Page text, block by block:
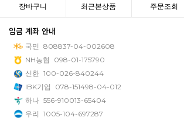
장바구니 최근본상품 주문조회
입금 계좌 안내
국민 808837-04-002608
NH농협
098-01-175790
신한 100-026-840244
IBK기업
078-151498-04-012
하나 556-910013-65404
우리 1005-104-697287